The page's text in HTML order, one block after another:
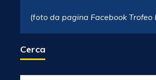
(foto da pagina Facebook Trofeo
Cerca